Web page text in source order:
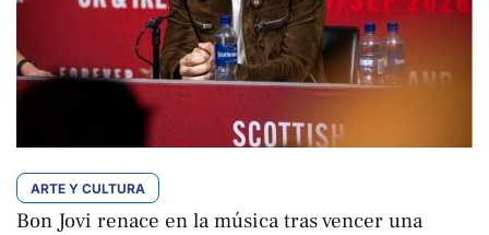
ARTE Y CULTURA
Bon Jovi renace en la música tras vencer una